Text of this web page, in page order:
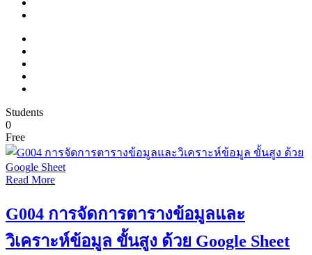
Students
0
Free
Read More
G004 การจัดการตารางข้อมูลและ
วิเคราะห์ข้อมูล ขั้นสูง ด้วย Google Sheet